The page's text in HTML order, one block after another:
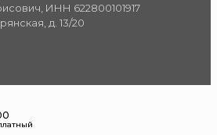
ИНН 622800101917
д. 13/20